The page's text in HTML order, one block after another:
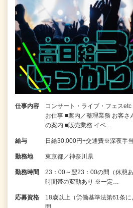
仕事内容
コンサート・ライブ・フェス
お仕事 ■案内／整理業務 お客
の案内 ■販売業務 イベ…
給与 日給30,000円+交通費※深夜手
勤務地 東京都／神奈川県
勤務時間
23：00～翌23：00の間（休憩
時間帯の変動あり ※一定…
応募資格
18歳以上（労働基準法第61条